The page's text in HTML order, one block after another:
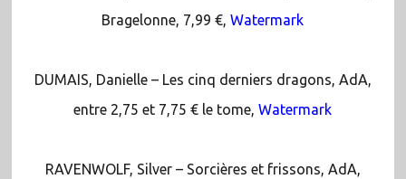
Bragelonne, 7,99 €,Watermark
DUMAIS, Danielle – Les cinq derniers dragons, AdA,
entre 2,75 et 7,75 € le tome,Watermark
RAVENWOLF, Silver – Sorcières et frissons, AdA,